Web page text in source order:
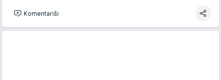
Komentariši